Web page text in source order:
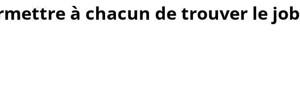
à chacun de trouver le job